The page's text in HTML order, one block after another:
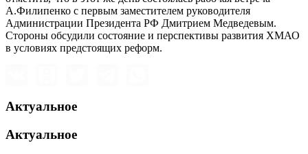
А.Филипенко с первым заместителем руководителя
Администрации Президента РФ Дмитрием Медведевым.
Стороны обсудили состояние и перспективы развития ХМАО
в условиях предстоящих реформ.
Актуальное
Актуальное